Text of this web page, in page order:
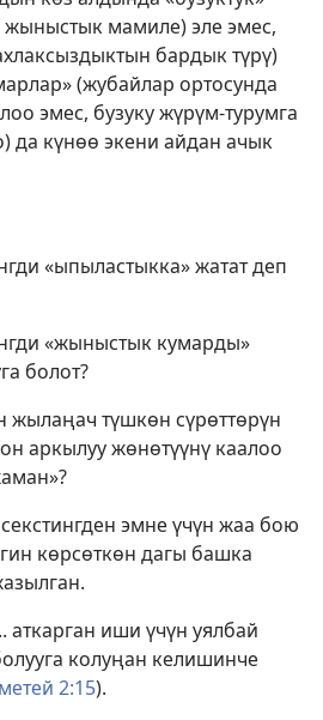
мамиле) эле эмес,
бардык түрү)
(жубайлар ортосунда
эмес, бузуку жүрүм-турумга
да күнөө экени айдан ачык
«ыпыластыкка» жатат деп
«жыныстык кумарды»
болот?
түшкөн сүрөттөрүн
аркылуу жөнөтүүнү каалоо
эмне үчүн жаа бою
көрсөткөн дагы башка
аткарган иши үчүн уялбай
колуңан келишинче
2:15).